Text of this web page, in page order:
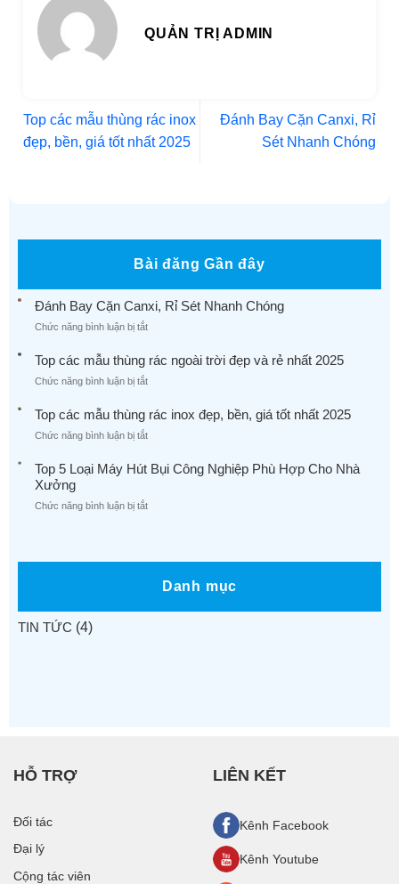
QUẢN TRỊ ADMIN
Top các mẫu thùng rác inox
đẹp, bền, giá tốt nhất 2025
Đánh Bay Cặn Canxi, Rỉ
Sét Nhanh Chóng
Bài đăng Gần đây
Đánh Bay Cặn Canxi, Rỉ Sét Nhanh Chóng
Chức năng bình luận bị tắtở
Bay
Canxi,
Sét
Nhanh
Top các mẫu thùng rác ngoài trời đẹp và rẻ nhất 2025
Chức năng bình luận bị tắtở
các
thùng
ngoài
2025
Top các mẫu thùng rác inox đẹp, bền, giá tốt nhất 2025
Chức năng bình luận bị tắtở
các
rác
Top 5 Loại Máy Hút Bụi Công Nghiệp Phù Hợp Cho Nhà
Xưởng
Chức năng bình luận bị tắtở
Máy
Công
Danh mục
TIN TỨC (4)
HỖ TRỢ
Đối tác
Đại lý
Cộng tác viên
LIÊN KẾT
Kênh Facebook
Kênh Youtube